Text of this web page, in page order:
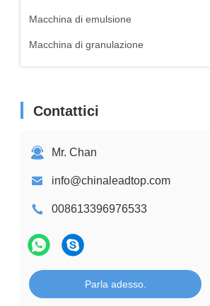
Macchina di emulsione
Macchina di granulazione
Macchina d'emulsione di vuoto
Macchine di depurazione delle acque
Contattici
Mr. Chan
info@chinaleadtop.com
008613396976533
Parla adesso.